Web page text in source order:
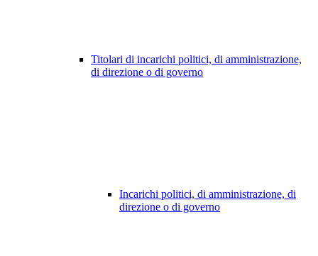
Titolari di incarichi politici, di amministrazione,
di direzione o di governo
Incarichi politici, di amministrazione, di
direzione o di governo